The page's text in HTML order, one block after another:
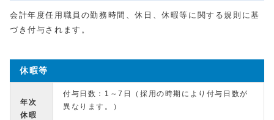
会計年度任用職員の勤務時間、休日、休暇等に関する規則に基
づき付与されます。
休暇等
年次
休暇
付与日数：1～7日（採用の時期により付与日数が
異なります。）